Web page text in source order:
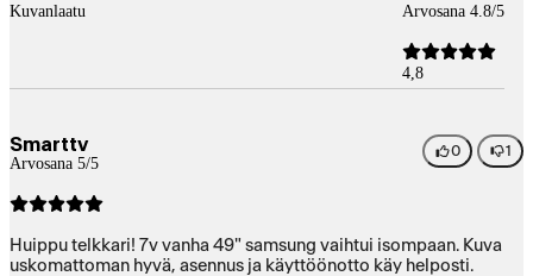
Kuvanlaatu
Arvosana 4.8/5
4,8
Smarttv
Arvosana 5/5
0 1
Huippu telkkari! 7v vanha 49" samsung vaihtui isompaan. Kuva
uskomattoman hyvä, asennus ja käyttöönotto käy helposti.